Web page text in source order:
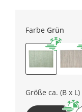
Farbe Grün
Größe ca. (B x L)